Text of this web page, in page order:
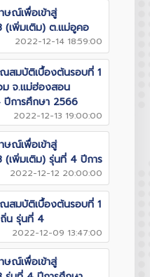
ษณ์เพื่อเข้าสู่
(เพิ่มเติม) ต.แม่อูคอ
2022-12-14 18:59:00
สมบัติเบื้องต้นรอบที่ 1
ม จ.แม่ฮ่องสอน
ปีการศึกษา 2566
2022-12-13 19:00:00
ษณ์เพื่อเข้าสู่
(เพิ่มเติม) รุ่นที่ 4 ปีการ
2022-12-12 20:00:00
สมบัติเบื้องต้นรอบที่ 1
ถิ่น รุ่นที่ 4
2022-12-09 13:47:00
ษณ์เพื่อเข้าสู่